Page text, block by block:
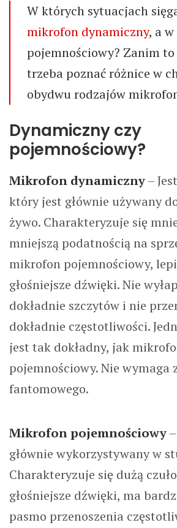
WSPÓŁPRACA
KONTAKT
KSIĄŻKA
WYSZUKIWANIE
W których sytuacjach
mikrofon dynamiczny, a
pojemnościowy? Zanim
trzeba poznać różnice w
obydwu rodzajów
Dynamiczny czy
pojemnościowy?
Mikrofon dynamiczny–
który jest głównie używany
żywo. Charakteryzuje się
mniejszą podatnością na
mikrofon pojemnościowy,
głośniejsze dźwięki. Nie
dokładnie szczytów i nie
dokładnie częstotliwości.
jest tak dokładny, jak
pojemnościowy. Nie wymaga
fantomowego.
Mikrofon pojemnościowy
głównie wykorzystywany w
Charakteryzuje się dużą
głośniejsze dźwięki, ma
pasmo przenoszenia